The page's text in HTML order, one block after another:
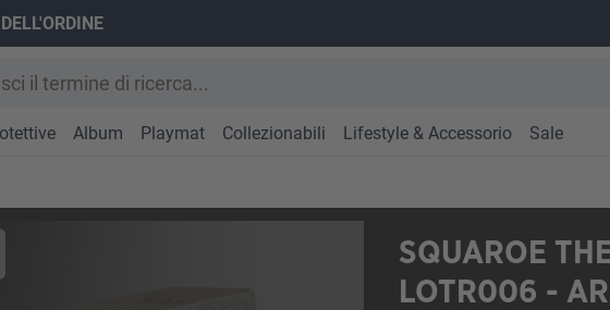
Album Playmat Collezionabili Lifestyle & Accessorio Sale
SQUAROE
LOTR006 -